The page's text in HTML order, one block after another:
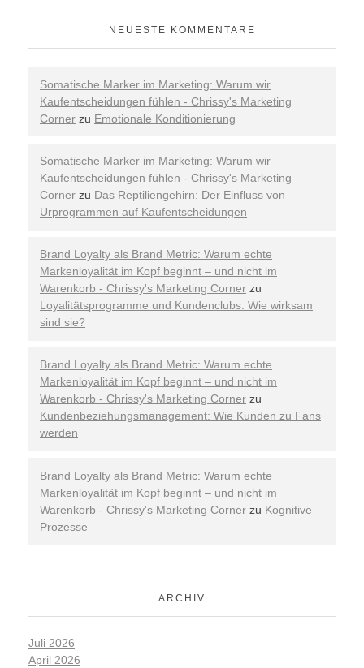
NEUESTE KOMMENTARE
Somatische Marker im Marketing: Warum wir
Kaufentscheidungen fühlen - Chrissy's Marketing
Corner zu Emotionale Konditionierung
Somatische Marker im Marketing: Warum wir
Kaufentscheidungen fühlen - Chrissy's Marketing
Corner zu Das Reptiliengehirn: Der Einfluss von
Urprogrammen auf Kaufentscheidungen
Brand Loyalty als Brand Metric: Warum echte
Markenloyalität im Kopf beginnt – und nicht im
Warenkorb - Chrissy's Marketing Corner zu
Loyalitätsprogramme und Kundenclubs: Wie wirksam
sind sie?
Brand Loyalty als Brand Metric: Warum echte
Markenloyalität im Kopf beginnt – und nicht im
Warenkorb - Chrissy's Marketing Corner zu
Kundenbeziehungsmanagement: Wie Kunden zu Fans
werden
Brand Loyalty als Brand Metric: Warum echte
Markenloyalität im Kopf beginnt – und nicht im
Warenkorb - Chrissy's Marketing Corner zu Kognitive
Prozesse
ARCHIV
Juli 2026
April 2026